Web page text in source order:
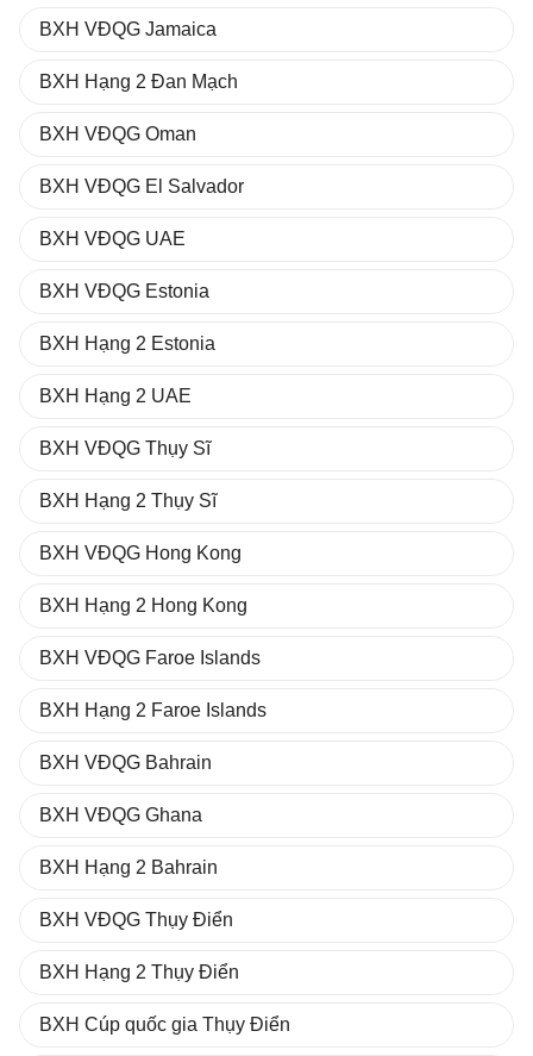
BXH VĐQG Jamaica
BXH Hạng 2 Đan Mạch
BXH VĐQG Oman
BXH VĐQG El Salvador
BXH VĐQG UAE
BXH VĐQG Estonia
BXH Hạng 2 Estonia
BXH Hạng 2 UAE
BXH VĐQG Thụy Sĩ
BXH Hạng 2 Thụy Sĩ
BXH VĐQG Hong Kong
BXH Hạng 2 Hong Kong
BXH VĐQG Faroe Islands
BXH Hạng 2 Faroe Islands
BXH VĐQG Bahrain
BXH VĐQG Ghana
BXH Hạng 2 Bahrain
BXH VĐQG Thụy Điển
BXH Hạng 2 Thụy Điển
BXH Cúp quốc gia Thụy Điển